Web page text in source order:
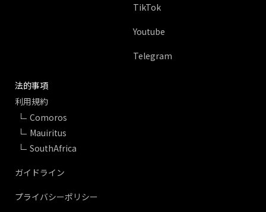
TikTok
Youtube
Telegram
法的事項
利用規約
Comoros
Mauiritus
SouthAfrica
ガイドライン
プライバシーポリシー